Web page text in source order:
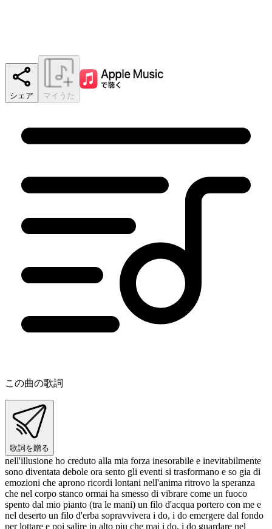
シェア マイうた
この曲の歌詞
歌詞を贈る
nell'illusione ho creduto alla mia forza inesorabile e inevitabilmente
sono diventata debole ora sento gli eventi si trasformano e so gia di
emozioni che aprono ricordi lontani nell'anima ritrovo la speranza
che nel corpo stanco ormai ha smesso di vibrare come un fuoco
spento dal mio pianto (tra le mani) un filo d'acqua portero con me e
nel deserto un filo d'erba sopravvivera i do, i do emergere dal fondo
per lottare e poi salire in alto piu che mai i do, i do guardare nel